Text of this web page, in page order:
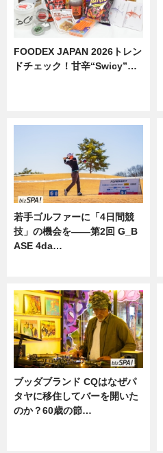
FOODEX JAPAN 2026トレン
ドチェック！甘辛“Swicy”…
若手ゴルファーに「4日間競
技」の機会を——第2回 G_B
ASE 4da…
ブッダブランド CQはなぜパ
タヤに移住してバーを開いた
のか？60歳の節…